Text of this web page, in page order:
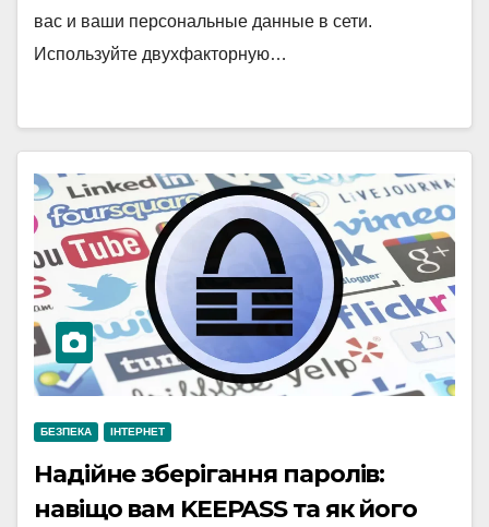
вас и ваши персональные данные в сети.
Используйте двухфакторную…
БЕЗПЕКА ІНТЕРНЕТ
Надійне зберігання паролів:
навіщо вам KEEPASS та як його